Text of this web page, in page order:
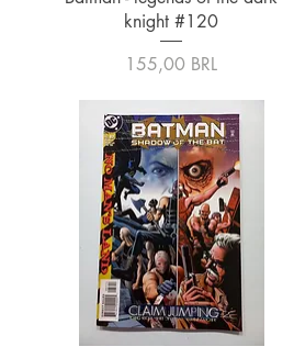
knight #120
Precio
155,00 BRL